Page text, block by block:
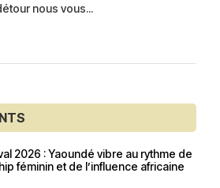
nous vous...
2026 : Yaoundé vibre au rythme de
féminin et de l’influence africaine